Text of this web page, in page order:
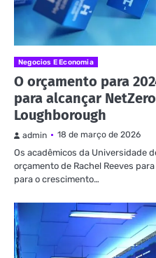
Negocios E Economia
O orçamento para
para alcançar
Loughborough
admin 18 de março de 2026
Os acadêmicos da Universidade
orçamento de Rachel Reeves
para o crescimento…